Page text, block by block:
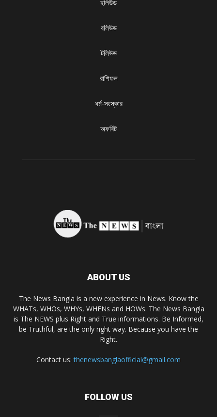
হলিউড
বলিউড
টলিউড
রাশিফল
ধৰ্ম-সংস্কার
অফবিট
ABOUT US
The News Bangla is a new experience in News. Know the
WHATs, WHOs, WHYs, WHENs and HOWs. The News Bangla
is The NEWS plus Right and True informations. Be Informed,
be Truthful, are the only right way. Because you have the
Right.
Contact us:thenewsbanglaofficial@gmail.com
FOLLOW US